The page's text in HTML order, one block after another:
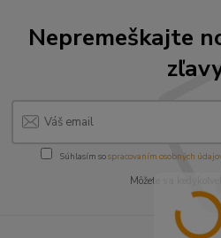
Nepremeškajte
Súhlasím sospracovaním osobných
Môžete sa